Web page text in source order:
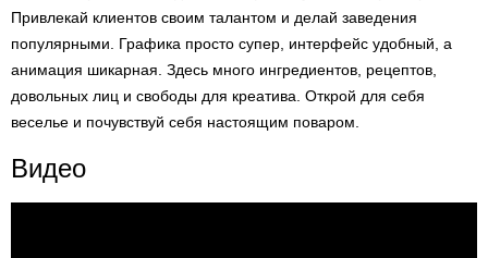
Привлекай клиентов своим талантом и делай заведения
популярными. Графика просто супер, интерфейс удобный, а
анимация шикарная. Здесь много ингредиентов, рецептов,
довольных лиц и свободы для креатива. Открой для себя
веселье и почувствуй себя настоящим поваром.
Видео